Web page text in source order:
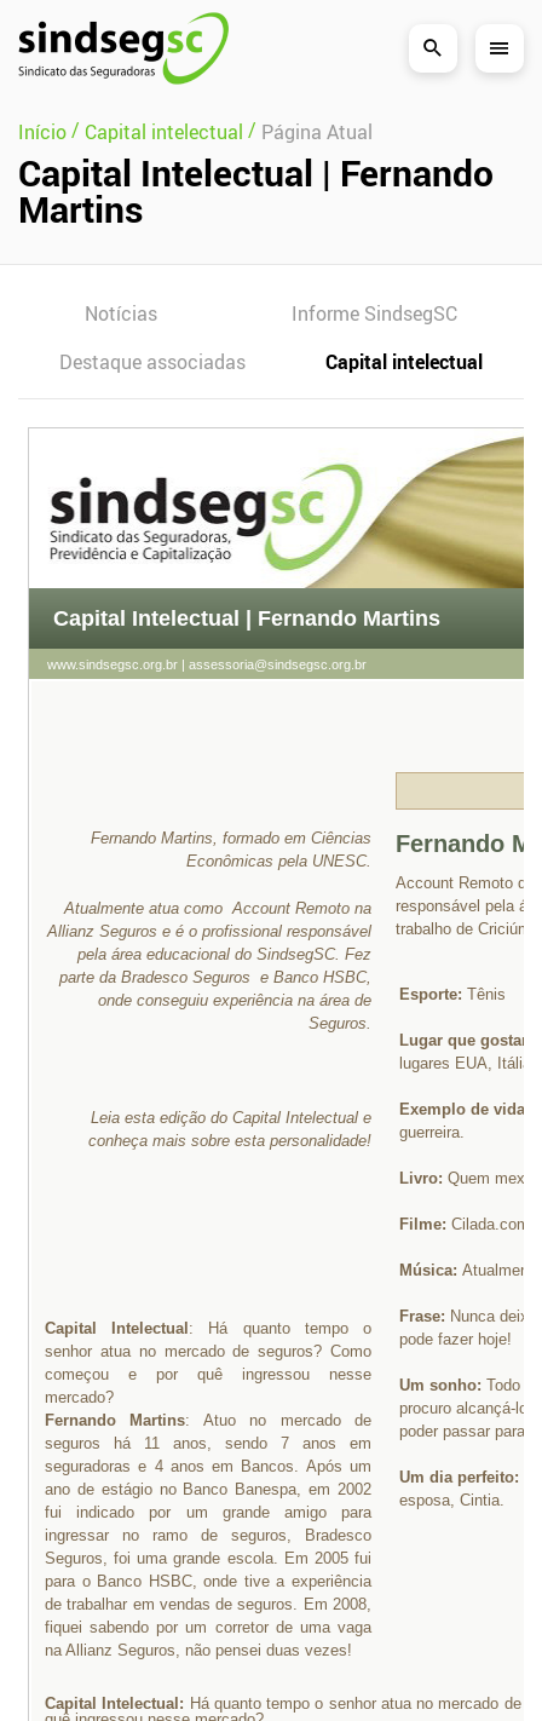
Pular Navegação (s)
Início/ Capital intelectual / Página Atual
Capital Intelectual | Fernando
Martins
Notícias
Informe SindsegSC
Destaque associadas
Capital intelectual